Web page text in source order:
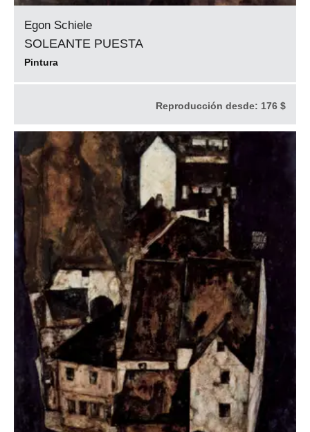
Egon Schiele
SOLEANTE PUESTA
Pintura
Reproducción desde: 176 $